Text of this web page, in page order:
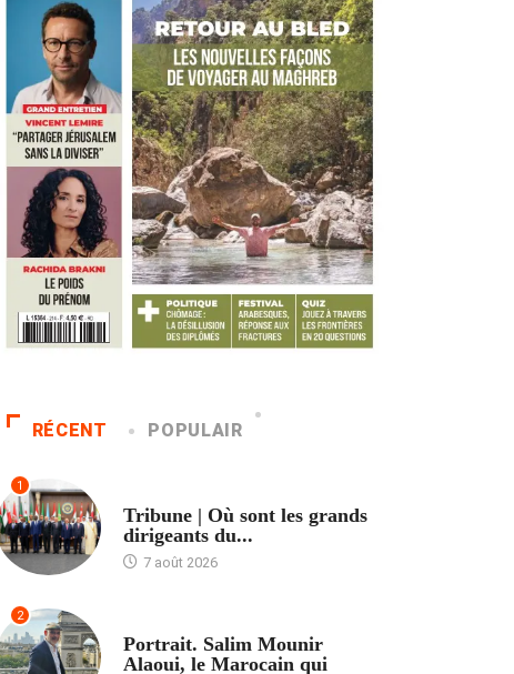
RÉCENT POPULAIR
1
Tribune | Où sont les grands
dirigeants du...
7 août 2026
2
Portrait. Salim Mounir
Alaoui, le Marocain qui